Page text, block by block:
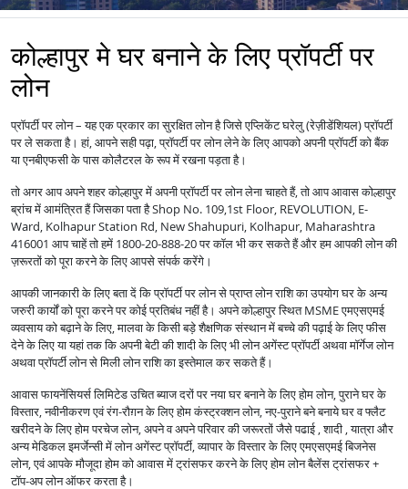
कोल्हापुर मे घर बनाने के लिए प्रॉपर्टी पर
लोन
प्रॉपर्टी पर लोन – यह एक प्रकार का सुरक्षित लोन है जिसे एप्लिकेंट घरेलु (रेज़ीडेंशियल) प्रॉपर्टी
पर ले सकता है। हां, आपने सही पढ़ा, प्रॉपर्टी पर लोन लेने के लिए आपको अपनी प्रॉपर्टी को बैंक
या एनबीएफसी के पास कोलैटरल के रूप में रखना पड़ता है।
तो अगर आप अपने शहर कोल्हापुर में अपनी प्रॉपर्टी पर लोन लेना चाहते हैं, तो आप आवास कोल्हापुर
ब्रांच में आमंत्रित हैं जिसका पता है Shop No. 109,1st Floor, REVOLUTION, E-
Ward, Kolhapur Station Rd, New Shahupuri, Kolhapur, Maharashtra
416001 आप चाहें तो हमें 1800-20-888-20 पर कॉल भी कर सकते हैं और हम आपकी लोन की
ज़रूरतों को पूरा करने के लिए आपसे संपर्क करेंगे।
आपकी जानकारी के लिए बता दें कि प्रॉपर्टी पर लोन से प्राप्त लोन राशि का उपयोग घर के अन्य
जरुरी कार्यों को पूरा करने पर कोई प्रतिबंध नहीं है। अपने कोल्हापुर स्थित MSME एमएसएमई
व्यवसाय को बढ़ाने के लिए, मालवा के किसी बड़े शैक्षणिक संस्थान में बच्चे की पढ़ाई के लिए फीस
देने के लिए या यहां तक कि अपनी बेटी की शादी के लिए भी लोन अगेंस्ट प्रॉपर्टी अथवा मॉर्गेज लोन
अथवा प्रॉपर्टी लोन से मिली लोन राशि का इस्तेमाल कर सकते हैं।
आवास फायनेंसियर्स लिमिटेड उचित ब्याज दरों पर नया घर बनाने के लिए होम लोन, पुराने घर के
विस्तार, नवीनीकरण एवं रंग-रौग़न के लिए होम कंस्ट्रक्शन लोन, नए-पुराने बने बनाये घर व फ्लैट
खरीदने के लिए होम परचेज लोन, अपने व अपने परिवार की जरूरतों जैसे पढाई , शादी , यात्रा और
अन्य मेडिकल इमर्जेन्सी में लोन अगेंस्ट प्रॉपर्टी, व्यापार के विस्तार के लिए एमएसएमई बिजनेस
लोन, एवं आपके मौजूदा होम को आवास में ट्रांसफर करने के लिए होम लोन बैलेंस ट्रांसफर +
टॉप-अप लोन ऑफर करता है।